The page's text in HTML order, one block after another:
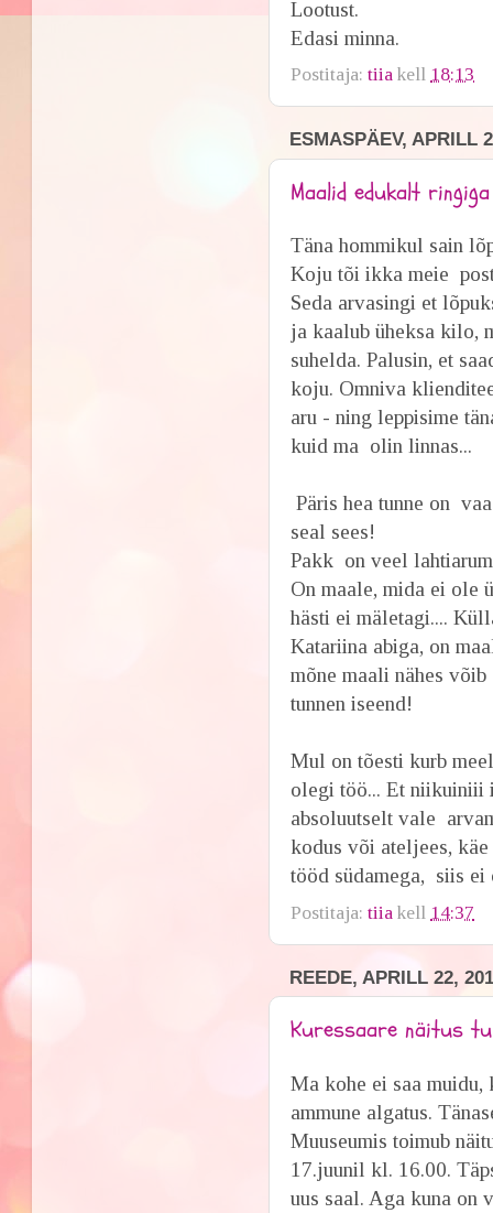
Lootust.
Edasi minna.
Postitaja:tiia kell 18:13
ESMASPÄEV, APRILL
Maalid edukalt
Täna hommikul sain
Koju tõi ikka meie
Seda arvasingi et
ja kaalub üheksa kilo,
suhelda. Palusin, et
koju. Omniva
aru - ning leppisime
kuid ma olin linnas...
Päris hea tunne on
seal sees!
Pakk on veel
On maale, mida ei ole
hästi ei mäletagi....
Katariina abiga, on
mõne maali nähes
tunnen iseend!
Mul on tõesti kurb
olegi töö... Et niikuiniii
absoluutselt vale
kodus või ateljees,
tööd südamega, siis ei
Postitaja:tiia kell 14:37
REEDE, APRILL 22,
Kuressaare näitus
Ma kohe ei saa
ammune algatus.
Muuseumis toimub
17.juunil kl. 16.00.
uus saal. Aga kuna on